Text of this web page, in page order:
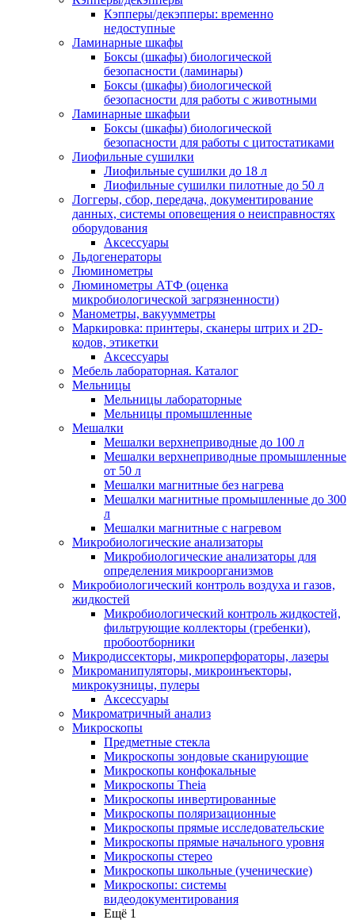
Кэпперы/декэпперы: временно
недоступные
Ламинарные шкафы
Боксы (шкафы) биологической
безопасности (ламинары)
Боксы (шкафы) биологической
безопасности для работы с животными
Ламинарные шкафыи
Боксы (шкафы) биологической
безопасности для работы с цитостатиками
Лиофильные сушилки
Лиофильные сушилки до 18 л
Лиофильные сушилки пилотные до 50 л
Логгеры, сбор, передача, документирование
данных, системы оповещения о неисправностях
оборудования
Аксессуары
Льдогенераторы
Люминометры
Люминометры АТФ (оценка
микробиологической загрязненности)
Манометры, вакуумметры
Маркировка: принтеры, сканеры штрих и 2D-
кодов, этикетки
Аксессуары
Мебель лабораторная. Каталог
Мельницы
Мельницы лабораторные
Мельницы промышленные
Мешалки
Мешалки верхнеприводные до 100 л
Мешалки верхнеприводные промышленные
от 50 л
Мешалки магнитные без нагрева
Мешалки магнитные промышленные до 300
л
Мешалки магнитные с нагревом
Микробиологические анализаторы
Микробиологические анализаторы для
определения микроорганизмов
Микробиологический контроль воздуха и газов,
жидкостей
Микробиологический контроль жидкостей,
фильтрующие коллекторы (гребенки),
пробоотборники
Микродиссекторы, микроперфораторы, лазеры
Микроманипуляторы, микроинъекторы,
микрокузницы, пулеры
Аксессуары
Микроматричный анализ
Микроскопы
Предметные стекла
Микроскопы зондовые сканирующие
Микроскопы конфокальные
Микроскопы Theia
Микроскопы инвертированные
Микроскопы поляризационные
Микроскопы прямые исследовательские
Микроскопы прямые начального уровня
Микроскопы стерео
Микроскопы школьные (ученические)
Микроскопы: системы
видеодокументирования
Ещё 1